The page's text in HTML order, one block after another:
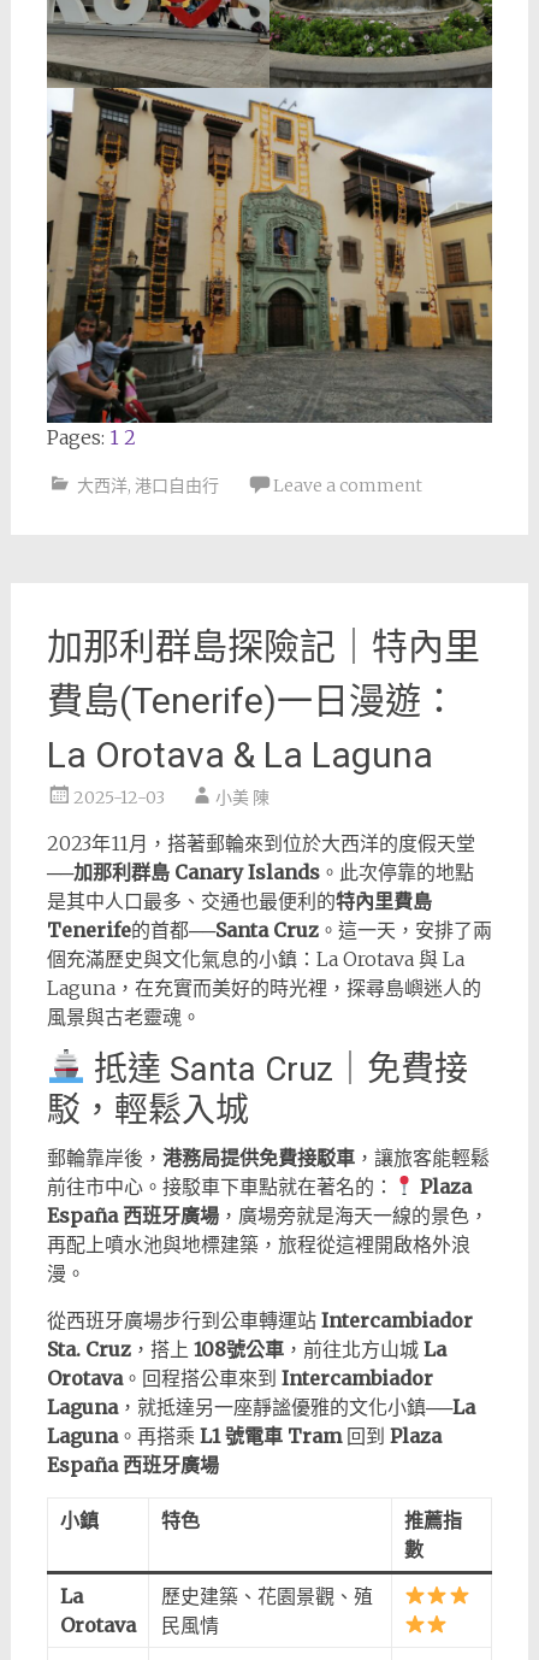
Pages: 1 2
大西洋, 港口自由行 Leave a comment
加那利群島探險記｜特內里
費島(Tenerife)一日漫遊：
La Orotava & La Laguna
2025-12-03 小美 陳
2023年11月，搭著郵輪來到位於大西洋的度假天堂
──加那利群島 Canary Islands。此次停靠的地點
是其中人口最多、交通也最便利的特內里費島
Tenerife的首都──Santa Cruz。這一天，安排了兩
個充滿歷史與文化氣息的小鎮：La Orotava 與 La
Laguna，在充實而美好的時光裡，探尋島嶼迷人的
風景與古老靈魂。
抵達 Santa Cruz｜免費接
駁，輕鬆入城
郵輪靠岸後， 港務局提供免費接駁車，讓旅客能輕鬆
前往市中心。接駁車下車點就在著名的：
Plaza
España 西班牙廣場，廣場旁就是海天一線的景色，
再配上噴水池與地標建築，旅程從這裡開啟格外浪
漫。
從西班牙廣場步行到公車轉運站 Intercambiador
Sta. Cruz，搭上 108號公車，前往北方山城 La
Orotava。回程搭公車來到 Intercambiador
Laguna，就抵達另一座靜謐優雅的文化小鎮──La
Laguna。再搭乘 L1 號電車 Tram回到 Plaza
España 西班牙廣場
小鎮 特色
推薦指
數
La
Orotava
歷史建築、花園景觀、殖
民風情